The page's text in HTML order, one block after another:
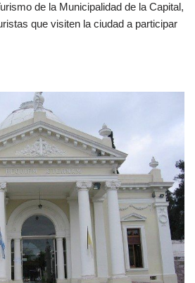
de la Municipalidad de la Capital,
que visiten la ciudad a participar